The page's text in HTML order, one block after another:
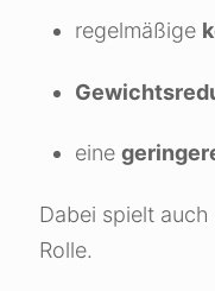
regelmäßige
eine
Dabei spielt
Rolle.